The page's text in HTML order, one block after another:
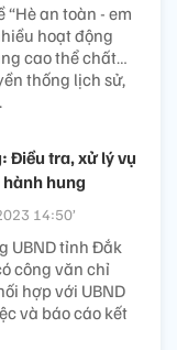
“Hè an toàn - em
hoạt động
cao thể chất…
thống lịch sử,
Điều tra, xử lý vụ
hung
14:50’
UBND tỉnh Đắk
công văn chỉ
hợp với UBND
và báo cáo kết